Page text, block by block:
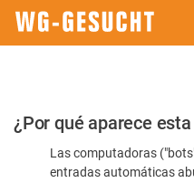
Por
favor,
confirme
¿Por qué aparece
Las computadoras
entradas automáticas